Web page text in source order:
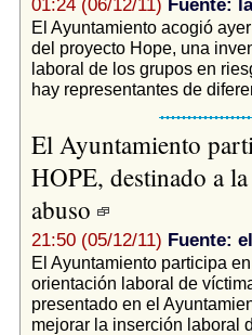
01:24 (06/12/11) Fuente:
El Ayuntamiento acogió
del proyecto Hope, una
laboral de los grupos en
hay representantes de
El Ayuntamiento
HOPE, destinado a
abuso
21:50 (05/12/11) Fuente:
El Ayuntamiento participa
orientación laboral de
presentado en el
mejorar la inserción laboral